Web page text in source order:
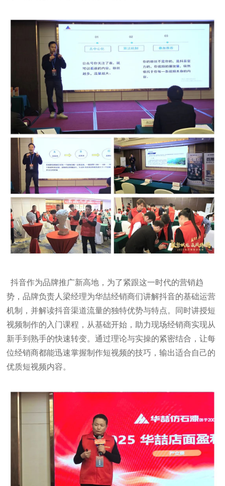
抖音作为品牌推广新高地，为了紧跟这一时代的营销趋
势，品牌负责人梁经理为华喆经销商们讲解抖音的基础运营
机制，并解读抖音渠道流量的独特优势与特点。同时讲授短
视频制作的入门课程，从基础开始，助力现场经销商实现从
新手到熟手的快速转变。通过理论与实操的紧密结合，让每
位经销商都能迅速掌握制作短视频的技巧，输出适合自己的
优质短视频内容。